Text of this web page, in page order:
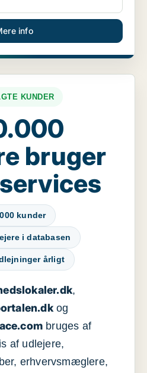
info
KUNDER
bruger
kunder
i databasen
årligt
,
og
bruges af
af udlejere,
erhvervsmæglere,